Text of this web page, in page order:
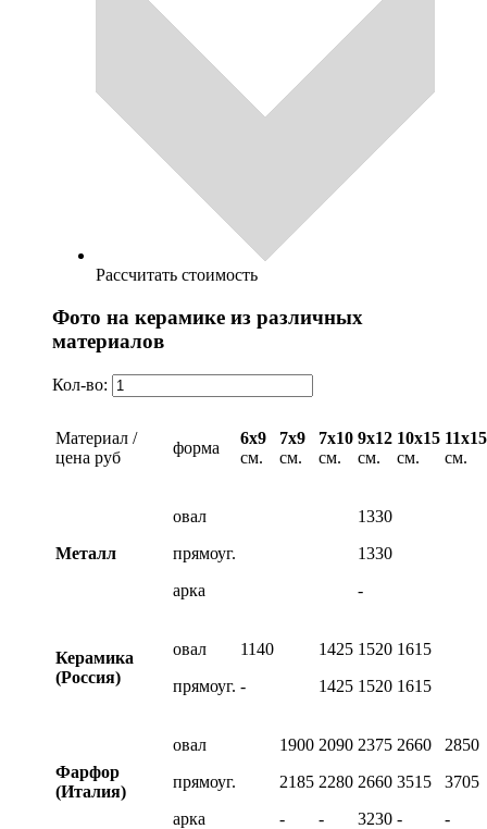
Рассчитать стоимость
Фото на керамике из различных
материалов
Кол-во:
Материал /
цена руб
форма
6х9
см.
7х9
см.
7х10
см.
9х12
см.
10х15
см.
11х15
см.
Металл
овал
прямоуг.
арка
1330
1330
-
Керамика
(Россия)
овал
прямоуг.
1140
-
1425
1425
1520
1520
1615
1615
Фарфор
(Италия)
овал
прямоуг.
арка
1900
2185
-
2090
2280
-
2375
2660
3230
2660
3515
-
2850
3705
-